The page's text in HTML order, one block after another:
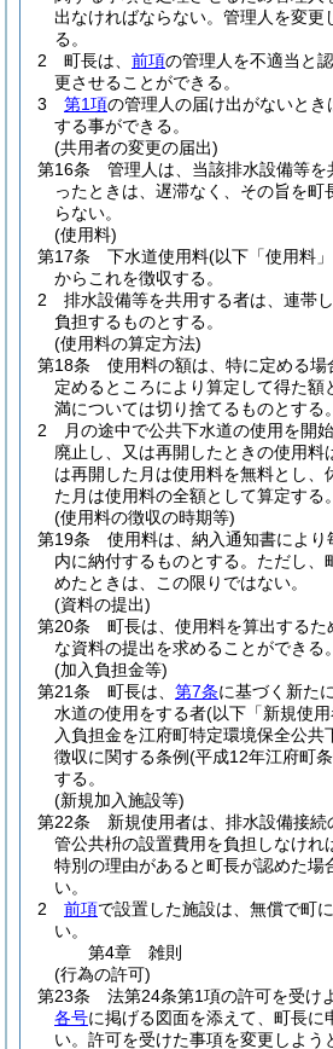
出なければならない。 管理人を変更
る。
2
町長は、 前項の管理人を不適当と
更させることができる。
3
第1項の管理人の届け出がないとき
する事ができる。
(共用者の変更の届出)
第16条
管理人は、当該排水設備等
ったときは、遅滞なく、その旨を町
らない。
(使用料)
第17条
下水道使用料(以下「使用料
からこれを徴収する。
2
排水設備等を共用する者は、連帯
負担するものとする。
(使用料の算定方法)
第18条
使用料の額は、特に定める場
定めるところにより算定して得た額
満については切り捨てるものとする。
2
月の途中で公共下水道の使用を開
廃止し、又は再開したときの使用料
は再開した月は使用料を無料とし、
た月は使用料の全額として算定する。
(使用料の徴収の時期等)
第19条
使用料は、納入通知書によ
内に納付するものとする。 ただし、
めたときは、この限りではない。
(資料の提出)
第20条
町長は、使用料を算出する
な資料の提出を求めることができる。
(加入負担金等)
第21条
町長は、 第7条に基づく新た
水道の使用をする者(以下「新規使
入負担金を江府町特定環境保全公共
徴収に関する条例(平成12年江府町
する。
(新規加入施設等)
第22条
新規使用者は、排水設備接
管公共枡の設置費用を負担しなけれ
特別の理由があると町長が認めた場
い。
2
前項で設置した施設は、無償で町
い。
第4章
雑則
(行為の許可)
第23条
法第24条第1項の許可を受け
各号に掲げる図面を添えて、町長に
い。 許可を受けた事項を変更しよう